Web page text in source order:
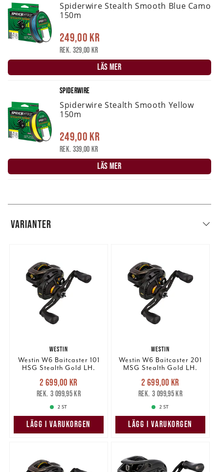
Spiderwire Stealth Smooth Blue Camo
150m
249,00 kr
Rek. 329,00 kr
LÄS MER
SPIDERWIRE
Spiderwire Stealth Smooth Yellow
150m
249,00 kr
Rek. 339,00 kr
LÄS MER
VARIANTER
WESTIN
Westin W6 Baitcaster 101
HSG Stealth Gold LH.
Nuvarande pris
2 699,00 krTidigare pris
3 099,95 kr
2 699,00 kr
3 099,95 kr
2 ST
LÄGG I VARUKORGEN
WESTIN
Westin W6 Baitcaster 201
MSG Stealth Gold LH.
Nuvarande pris
2 699,00 krTidigare pris
3 099,95 kr
2 699,00 kr
3 099,95 kr
2 ST
LÄGG I VARUKORGEN